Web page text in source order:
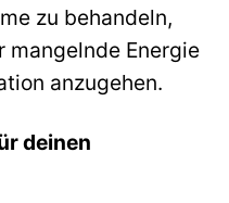
zu behandeln,
mangelnde Energie
anzugehen.
deinen